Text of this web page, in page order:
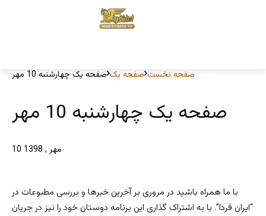
صفحه نخست صفحه یک صفحه یک چهارشنبه 10 مهر
صفحه یک چهارشنبه 10 مهر
10 مهر , 1398
با ما همراه باشید در مروری بر آخرین خبرها و بررسی مطبوعات در
“ایران فردا”. با به اشتراک گذاری این برنامه دوستان خود را نیز در جریان